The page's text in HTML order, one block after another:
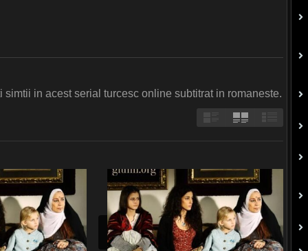
in acest serial turcesc online subtitrat in romaneste.